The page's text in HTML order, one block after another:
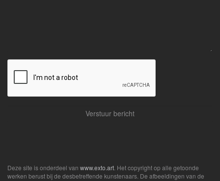
Deze site is onderdeel van www.exto.art . Het copyright op alle getoonde
werken berust bij de desbetreffende kunstenaars. De afbeeldingen van de